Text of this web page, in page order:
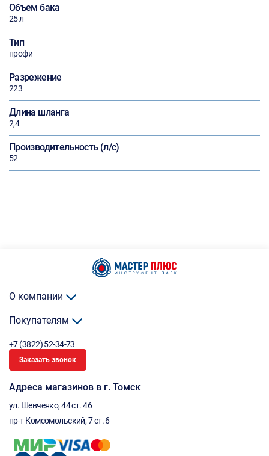
Объем бака
25 л
Тип
профи
Разрежение
223
Длина шланга
2,4
Производительность (л/с)
52
О компании
Покупателям
+7 (3822) 52-34-73
Заказать звонок
Адреса магазинов в г. Томск
ул. Шевченко, 44 ст. 46
пр-т Комсомольский, 7 ст. 6